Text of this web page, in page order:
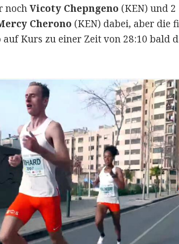
nochVicoty Chepngeno (KEN) und 2
Cherono (KEN) dabei, aber die
Kurs zu einer Zeit von 28:10 bald